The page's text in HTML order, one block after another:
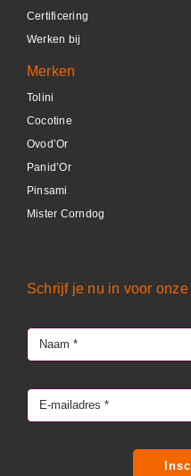
Certificering
Werken bij
Merken
Tolini
Cocotine
Ovod’Or
Panid’Or
Pinsami
Mister Corndog
Schrijf je nu in voor